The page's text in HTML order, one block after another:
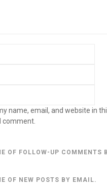
name, email, and website in
comment.
OF FOLLOW-UP COMMENTS
OF NEW POSTS BY EMAIL.